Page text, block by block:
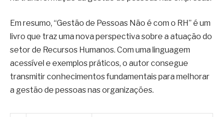
Em resumo, “Gestão de Pessoas Não é com o RH” é um
livro que traz uma nova perspectiva sobre a atuação do
setor de Recursos Humanos. Com uma linguagem
acessível e exemplos práticos, o autor consegue
transmitir conhecimentos fundamentais para melhorar
a gestão de pessoas nas organizações.